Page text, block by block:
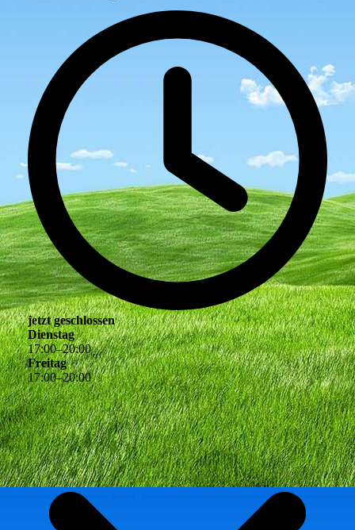
jetzt geschlossen
Dienstag
17:00–20:00
Freitag
17:00–20:00